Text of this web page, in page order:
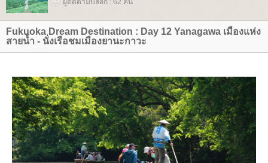
ผู้ติดตามบล็อก : 62 คน
Fukuoka Dream Destination : Day 12 Yanagawa เมืองแห่ง
สายน้ำ - นั่งเรือชมเมืองยานะกาวะ